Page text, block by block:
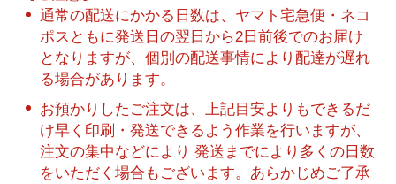
通常の配送にかかる日数は、ヤマト宅急便・ネコ
ポスともに発送日の翌日から2日前後でのお届け
となりますが、個別の配送事情により配達が遅れ
る場合があります。
お預かりしたご注文は、上記目安よりもできるだ
け早く印刷・発送できるよう作業を行いますが、
注文の集中などにより 発送までにより多くの日数
をいただく場合もございます。あらかじめご了承